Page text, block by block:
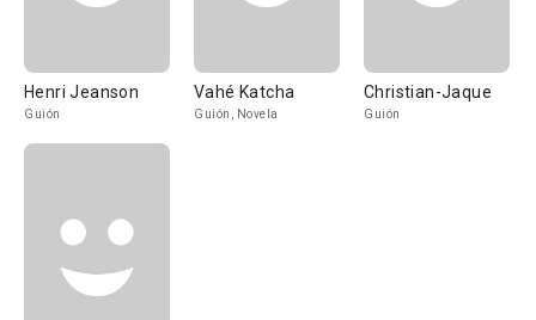
Henri Jeanson
Guión
Vahé Katcha
Guión, Novela
Christian-Jaque
Guión